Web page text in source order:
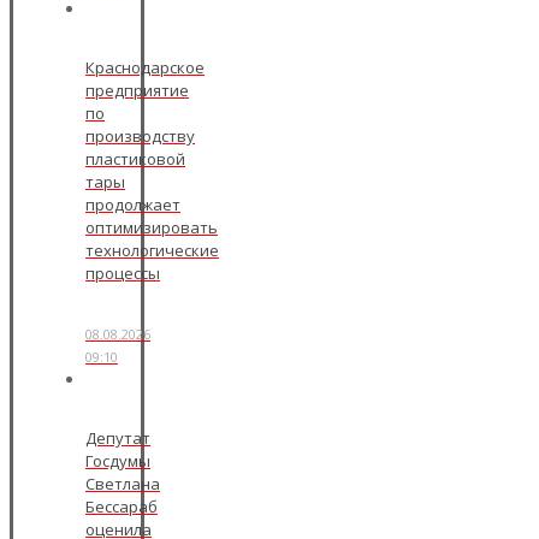
Краснодарское
предприятие
по
производству
пластиковой
тары
продолжает
оптимизировать
технологические
процессы
08.08.2026
09:10
Депутат
Госдумы
Светлана
Бессараб
оценила